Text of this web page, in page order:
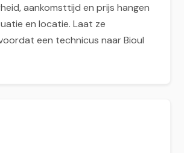
aankomsttijd en prijs hangen
en locatie. Laat ze
een technicus naar Bioul